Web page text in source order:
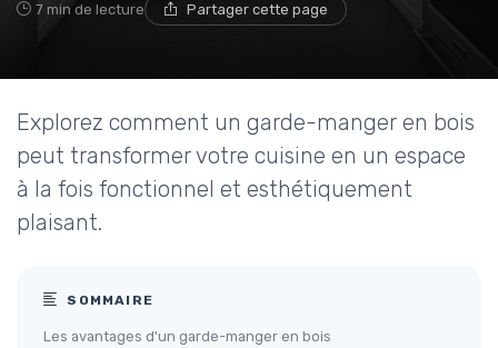
7 min de lecture Partager cette page
Explorez comment un garde-manger en bois
peut transformer votre cuisine en un espace
à la fois fonctionnel et esthétiquement
plaisant.
SOMMAIRE
Les avantages d'un garde-manger en bois